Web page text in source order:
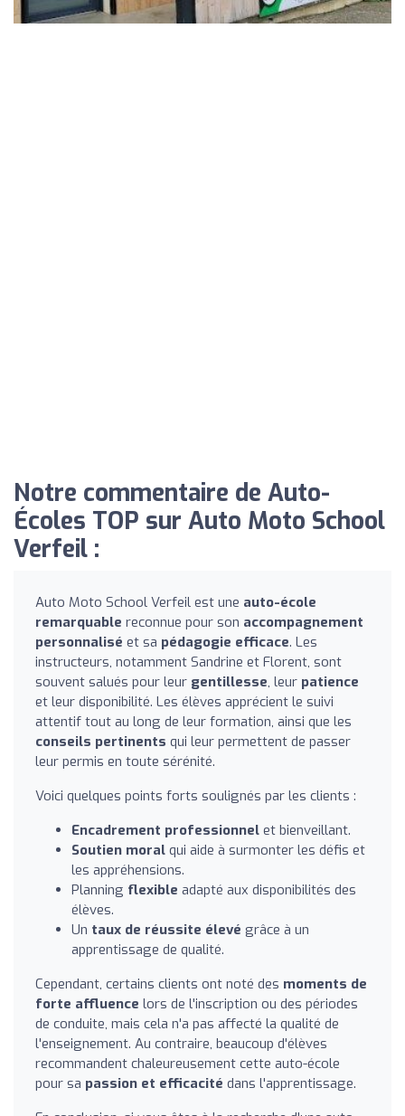
Notre commentaire de Auto-
Écoles TOP sur Auto Moto School
Verfeil :
Auto Moto School Verfeil est une auto-école
remarquable reconnue pour son accompagnement
personnalisé et sa pédagogie efficace. Les
instructeurs, notamment Sandrine et Florent, sont
souvent salués pour leur gentillesse, leur patience
et leur disponibilité. Les élèves apprécient le suivi
attentif tout au long de leur formation, ainsi que les
conseils pertinents qui leur permettent de passer
leur permis en toute sérénité.
Voici quelques points forts soulignés par les clients :
Encadrement professionnel et bienveillant.
Soutien moral qui aide à surmonter les défis et
les appréhensions.
Planning flexible adapté aux disponibilités des
élèves.
Un taux de réussite élevé grâce à un
apprentissage de qualité.
Cependant, certains clients ont noté des moments de
forte affluence lors de l'inscription ou des périodes
de conduite, mais cela n'a pas affecté la qualité de
l'enseignement. Au contraire, beaucoup d'élèves
recommandent chaleureusement cette auto-école
pour sa passion et efficacité dans l'apprentissage.